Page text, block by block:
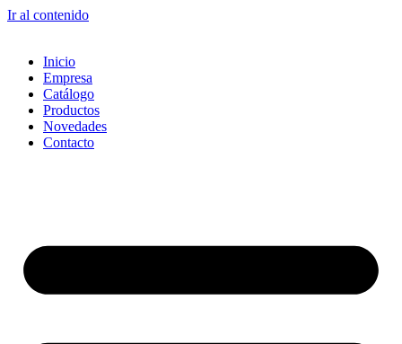
Ir al contenido
Inicio
Empresa
Catálogo
Productos
Novedades
Contacto